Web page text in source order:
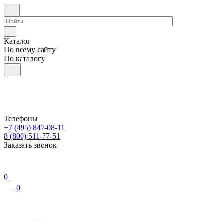
Каталог
По всему сайту
По каталогу
Телефоны
+7 (495) 847-08-11
8 (800) 511-77-51
Заказать звонок
0
0